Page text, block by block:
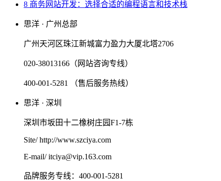
8 商务网站开发：选择合适的编程语言和技术栈
思洋 · 广州总部
广州天河区珠江新城富力盈力大厦北塔2706
020-38013166（网站咨询专线）
400-001-5281 （售后服务热线）
思洋 · 深圳
深圳市坂田十二橡树庄园F1-7栋
Site/ http://www.szciya.com
E-mail/ itciya@vip.163.com
品牌服务专线：400-001-5281